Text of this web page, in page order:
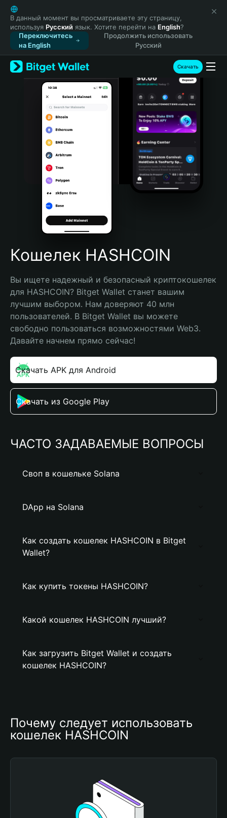
English
日本語
Tiếng Việt
Русский
Español (Latinoamérica)
Türkçe
Italiano
Português (Portugal)
Bahasa Indonesia
Português (Brasil)
Español (Argentina)
В данный момент вы просматриваете эту страницу,
используя Русский язык. Хотите перейти на English?
Переключитесь
на English
Продолжить использовать
Русский
Скачать
Кошелек HASHCOIN
Вы ищете надежный и безопасный криптокошелек
для HASHCOIN? Bitget Wallet станет вашим
лучшим выбором. Нам доверяют 40 млн
пользователей. В Bitget Wallet вы можете
свободно пользоваться возможностями Web3.
Давайте начнем прямо сейчас!
Скачать APK для Android
Скачать из Google Play
ЧАСТО ЗАДАВАЕМЫЕ ВОПРОСЫ
Своп в кошельке Solana
DApp на Solana
Как создать кошелек HASHCOIN в Bitget
Wallet?
Как купить токены HASHCOIN?
Какой кошелек HASHCOIN лучший?
Как загрузить Bitget Wallet и создать
кошелек HASHCOIN?
Почему следует использовать
кошелек HASHCOIN